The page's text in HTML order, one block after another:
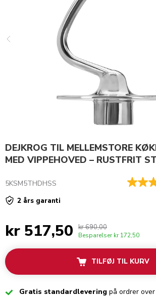
DEJKROG TIL MELLEMSTORE
MED VIPPEHOVED – RUSTFRIT
5KSM5THDHSS
2 års garanti
kr 517,50 kr 690,00
Besparelser kr 172,50
TILFØJ TIL KURV
CheckedGratis standardlevering på ordrer